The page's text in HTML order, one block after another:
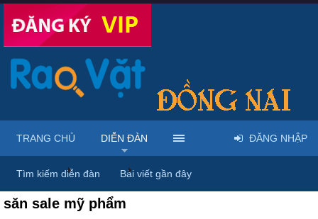
Trang chủ Diễn đàn Tags
săn sale mỹ phẩm
TRANG CHỦ DIỄN ĐÀN
Tìm kiếm diễn đàn Bài viết gần đây
ĐĂNG NHẬP